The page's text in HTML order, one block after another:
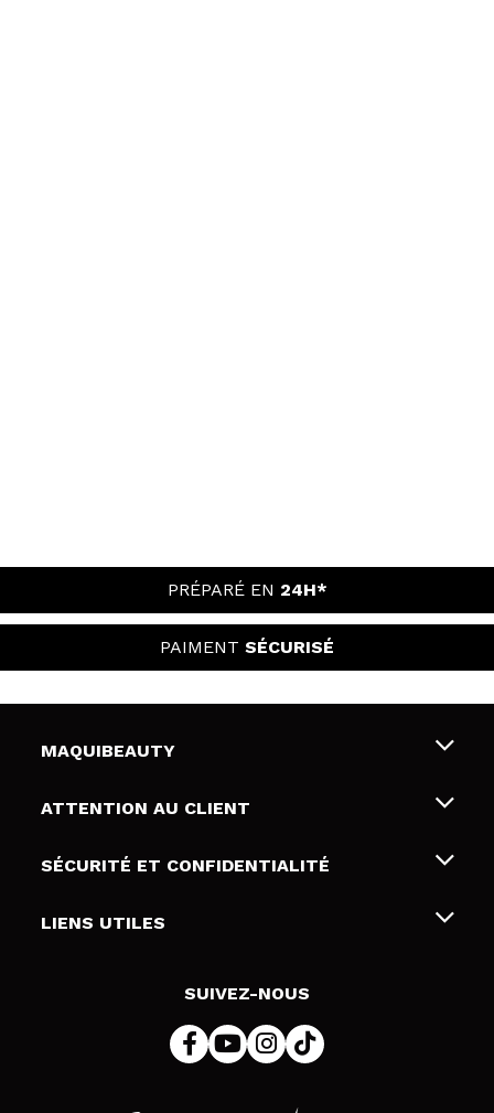
PRÉPARÉ EN 24H*
PAIMENT SÉCURISÉ
MAQUIBEAUTY
Qui sommes nous
Cartes-cadeaux
ATTENTION AU CLIENT
Livraison & retour
Modes de paiement
SÉCURITÉ ET CONFIDENTIALITÉ
Conditions et confidentialité
LIENS UTILES
SUIVEZ-NOUS